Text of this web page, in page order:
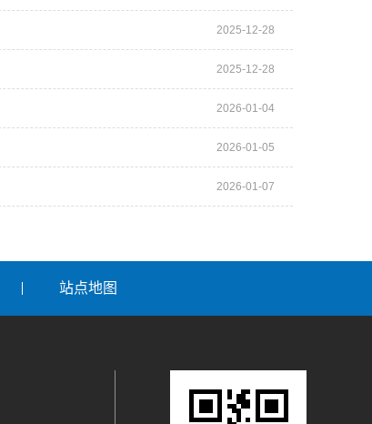
2025-12-28
2025-12-28
2026-01-04
2026-01-05
2026-01-07
站点地图